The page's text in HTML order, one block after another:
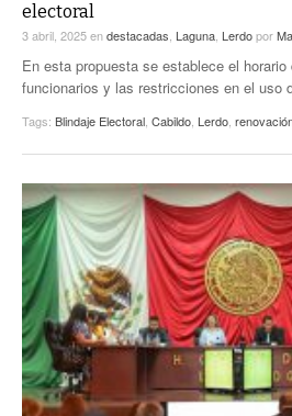
electoral
3 abril, 2025endestacadas Laguna Lerdopor
En esta propuesta se establece el horario
funcionarios y las restricciones en el uso
Tags: Blindaje Electoral Cabildo Lerdo